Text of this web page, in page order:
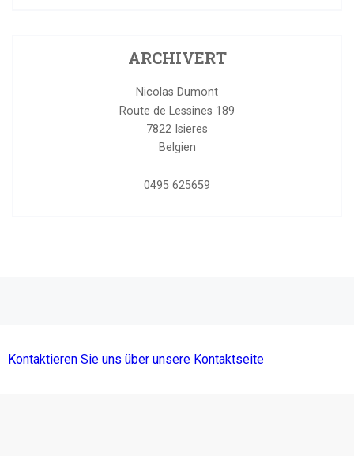
ARCHIVERT
Nicolas Dumont
Route de Lessines 189
7822 Isieres
Belgien
0495 625659
Kontaktieren Sie uns über unsere Kontaktseite